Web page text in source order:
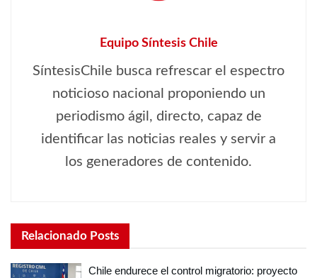
Equipo Síntesis Chile
SíntesisChile busca refrescar el espectro
noticioso nacional proponiendo un
periodismo ágil, directo, capaz de
identificar las noticias reales y servir a
los generadores de contenido.
Relacionado Posts
Chile endurece el control migratorio: proyecto